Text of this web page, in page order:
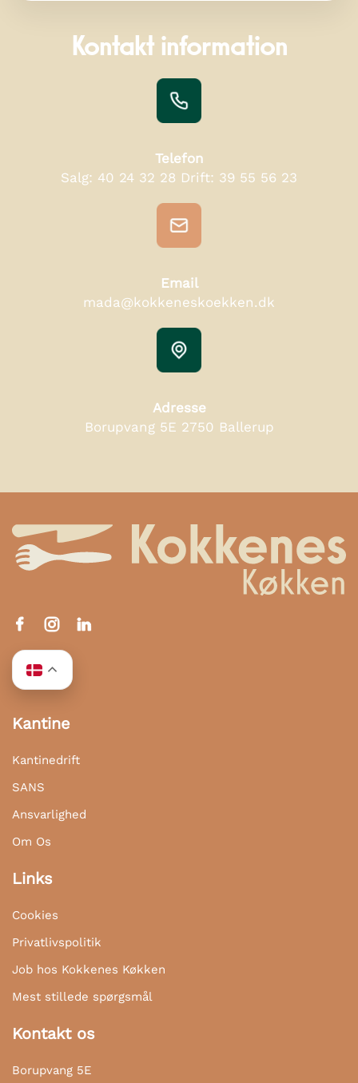
Kontakt information
Telefon
Salg: 40 24 32 28 Drift: 39 55 56 23
Email
mada@kokkeneskoekken.dk
Adresse
Borupvang 5E 2750 Ballerup
Kantine
Kantinedrift
SANS
Ansvarlighed
Om Os
Links
Cookies
Privatlivspolitik
Job hos Kokkenes Køkken
Mest stillede spørgsmål
Kontakt os
Borupvang 5E